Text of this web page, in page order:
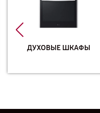
ДУХОВЫЕ ШКАФЫ